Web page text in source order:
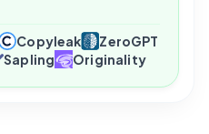
Copyleak
ZeroGPT
Sapling Originality